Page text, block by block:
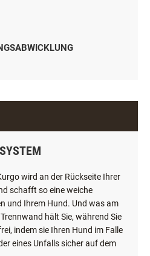
wird an der Rückseite Ihrer
schafft so eine weiche
und Ihrem Hund. Und was am
hält Sie, während Sie
indem sie Ihren Hund im Falle
eines Unfalls sicher auf dem